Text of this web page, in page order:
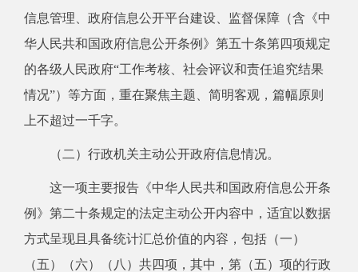
信息管理、政府信息公开平台建设、监督保障（含《中
华人民共和国政府信息公开条例》第五十条第四项规定
的各级人民政府“工作考核、社会评议和责任追究结果
情况”）等方面，重在聚焦主题、简明客观，篇幅原则
上不超过一千字。
（二）行政机关主动公开政府信息情况。
这一项主要报告《中华人民共和国政府信息公开条
例》第二十条规定的法定主动公开内容中，适宜以数据
方式呈现且具备统计汇总价值的内容，包括（一）
（五）（六）（八）共四项，其中，第（五）项的行政